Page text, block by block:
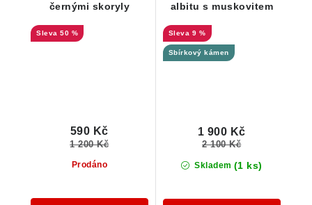
černými skoryly
50 %
Prodáno
590 Kč
1 200 Kč
albitu s muskovitem
9 %
Sbírkový kámen
Skladem (1 ks)
1 900 Kč
2 100 Kč